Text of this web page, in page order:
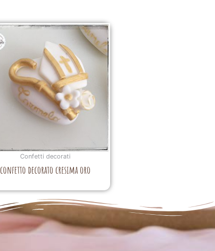
Confetti decorati
confetto decorato cresima oro